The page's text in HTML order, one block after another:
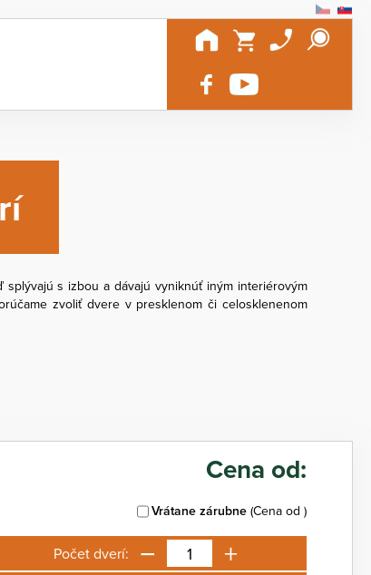
s izbou a dávajú vyniknúť iným interiérovým
zvoliť dvere v presklenom či celosklenenom
Cena od:
Vrátane zárubne (Cena od )
Počet dverí: − +